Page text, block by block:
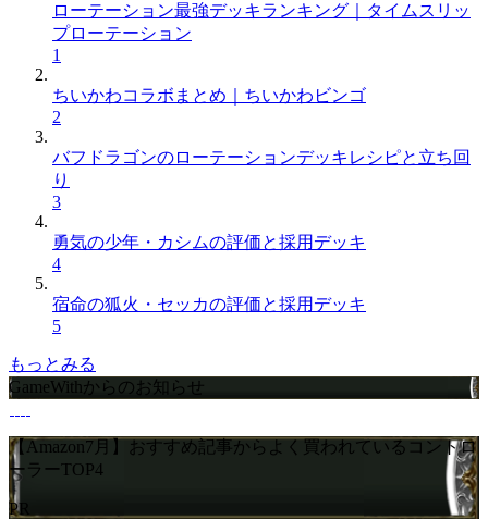
ローテーション最強デッキランキング｜タイムスリッ
プローテーション
1
ちいかわコラボまとめ｜ちいかわビンゴ
2
バフドラゴンのローテーションデッキレシピと立ち回
り
3
勇気の少年・カシムの評価と採用デッキ
4
宿命の狐火・セッカの評価と採用デッキ
5
もっとみる
GameWithからのお知らせ
【Amazon7月】おすすめ記事からよく買われているコントロ
ーラーTOP4
PR